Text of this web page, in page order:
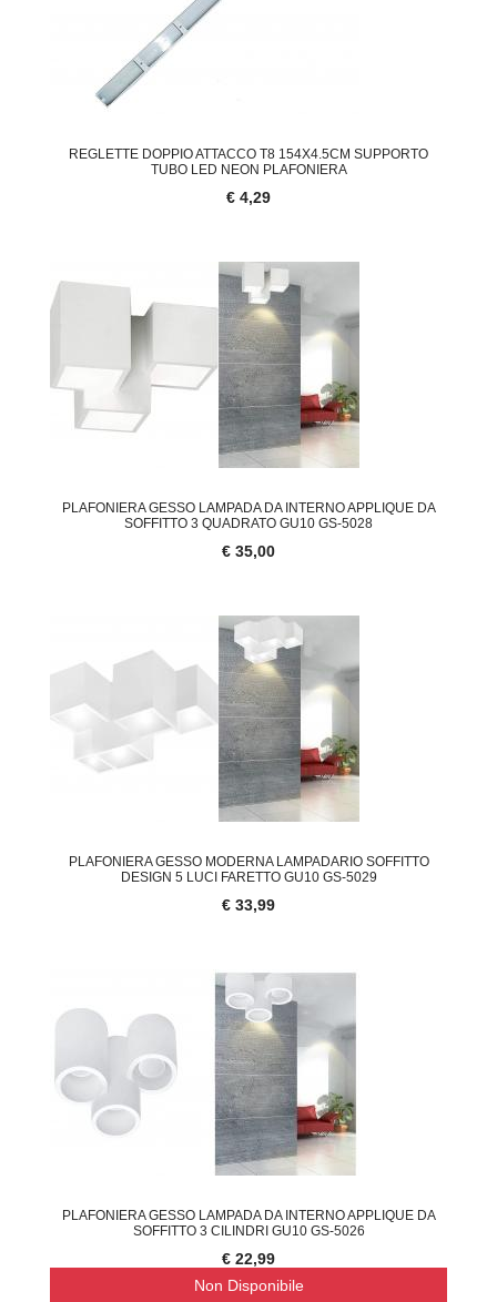
REGLETTE DOPPIO ATTACCO T8 154X4.5CM SUPPORTO
TUBO LED NEON PLAFONIERA
€ 4,29
PLAFONIERA GESSO LAMPADA DA INTERNO APPLIQUE DA
SOFFITTO 3 QUADRATO GU10 GS-5028
€ 35,00
PLAFONIERA GESSO MODERNA LAMPADARIO SOFFITTO
DESIGN 5 LUCI FARETTO GU10 GS-5029
€ 33,99
PLAFONIERA GESSO LAMPADA DA INTERNO APPLIQUE DA
SOFFITTO 3 CILINDRI GU10 GS-5026
€ 22,99
Non Disponibile